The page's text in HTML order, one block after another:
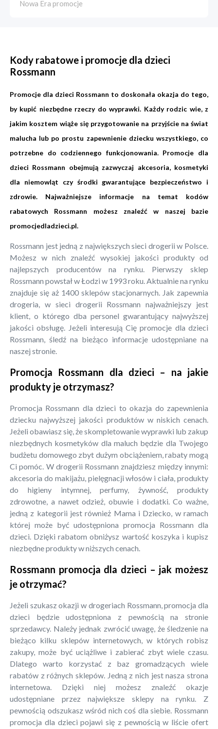
Nowa Era promocje
Kody rabatowe i promocje dla dzieci
Rossmann
Promocje dla dzieci Rossmann to doskonała okazja do tego,
by kupić niezbędne rzeczy do wyprawki. Każdy rodzic wie, z
jakim kosztem wiąże się przygotowanie na przyjście na świat
malucha lub po prostu zapewnienie dziecku wszystkiego, co
potrzebne do codziennego funkcjonowania. Promocje dla
dzieci Rossmann obejmują zazwyczaj akcesoria, kosmetyki
dla niemowląt czy środki gwarantujące bezpieczeństwo i
zdrowie. Najważniejsze informacje na temat kodów
rabatowych Rossmann możesz znaleźć w naszej bazie
promocjedladzieci.pl.
Rossmann jest jedną z największych sieci drogerii w Polsce.
Możesz w nich znaleźć wysokiej jakości produkty od
najlepszych producentów na rynku. Pierwszy sklep
Rossmann powstał w Łodzi w 1993 roku. Aktualnie na rynku
znajduje się aż 1400 sklepów stacjonarnych. Jak zapewnia
drogeria, w sieci drogerii Rossmann najważniejszy jest
klient, o którego dba personel gwarantujący najwyższej
jakości obsługę. Jeżeli interesują Cię promocje dla dzieci
Rossmann, śledź na bieżąco informacje udostępniane na
naszej stronie.
Promocja Rossmann dla dzieci – na jakie
produkty je otrzymasz?
Promocja Rossmann dla dzieci to okazja do zapewnienia
dziecku najwyższej jakości produktów w niskich cenach.
Jeżeli obawiasz się, że skompletowanie wyprawki lub zakup
niezbędnych kosmetyków dla maluch będzie dla Twojego
budżetu domowego zbyt dużym obciążeniem, rabaty mogą
Ci pomóc. W drogerii Rossmann znajdziesz między innymi:
akcesoria do makijażu, pielęgnacji włosów i ciała, produkty
do higieny intymnej, perfumy, żywność, produkty
zdrowotne, a nawet odzież, obuwie i dodatki. Co ważne,
jedną z kategorii jest również Mama i Dziecko, w ramach
której może być udostępniona promocja Rossmann dla
dzieci. Dzięki rabatom obniżysz wartość koszyka i kupisz
niezbędne produkty w niższych cenach.
Rossmann promocja dla dzieci – jak możesz
je otrzymać?
Jeżeli szukasz okazji w drogeriach Rossmann, promocja dla
dzieci będzie udostępniona z pewnością na stronie
sprzedawcy. Należy jednak zwrócić uwagę, że śledzenie na
bieżąco kilku sklepów internetowych, w których robisz
zakupy, może być uciążliwe i zabierać zbyt wiele czasu.
Dlatego warto korzystać z baz gromadzących wiele
rabatów z różnych sklepów. Jedną z nich jest nasza strona
internetowa. Dzięki niej możesz znaleźć okazje
udostępniane przez największe sklepy na rynku. Z
pewnością odszukasz wśród nich coś dla siebie. Rossmann
promocja dla dzieci pojawi się z pewnością w liście ofert